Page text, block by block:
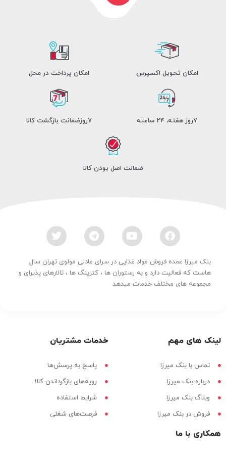
امکان تحویل اکسپرس امکان پرداخت در محل
7روز هفته، 24 ساعته 7روزضمانت بازگشت کالا
ضمانت اصل بودن کالا
بنک میرزا عمده فروش مواد غذایی در سرای عادلی مولوی تهران سال
هاست که فعالیت دارد و به رستوران ها ، کترینگ ها ، تالارهای پذیرای و
مجموعه های مختلف خدمات میدهد
لینک های مهم
تماس با بنک میرزا
درباره بنک میرزا
وبلاگ بنک میرزا
فروش در بنک میرزا
خدمات مشتریان
پاسخ به پرسش‌ها
رویه‌های بازگرداندن کالا
شرایط استفاده
فرصت‌های شغلی
همکاری با ما